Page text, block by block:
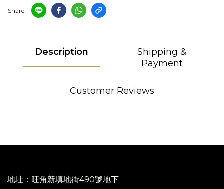
Share
Description
Shipping &
Payment
Customer Reviews
地址：旺角新填地街490號地下